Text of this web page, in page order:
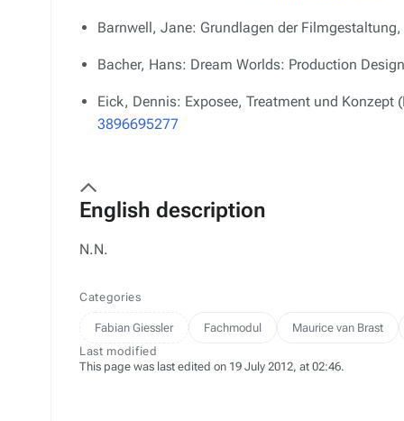
Barnwell, Jane: Grundlagen der Filmgestaltung,
Bacher, Hans: Dream Worlds: Production
Eick, Dennis: Exposee, Treatment und
3896695277
English description
N.N.
Categories
Fabian Giessler Fachmodul Maurice van Brast
Last modified
This page was last edited on 19 July 2012, at 02:46.